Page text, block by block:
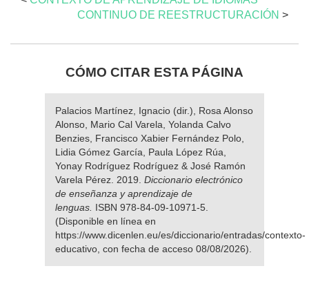
CONTINUO DE REESTRUCTURACIÓN >
CÓMO CITAR ESTA PÁGINA
Palacios Martínez, Ignacio (dir.), Rosa Alonso
Alonso, Mario Cal Varela, Yolanda Calvo
Benzies, Francisco Xabier Fernández Polo,
Lidia Gómez García, Paula López Rúa,
Yonay Rodríguez Rodríguez & José Ramón
Varela Pérez. 2019. Diccionario electrónico
de enseñanza y aprendizaje de
lenguas. ISBN 978-84-09-10971-5.
(Disponible en línea en
https://www.dicenlen.eu/es/diccionario/entradas/contexto-
educativo, con fecha de acceso 08/08/2026).